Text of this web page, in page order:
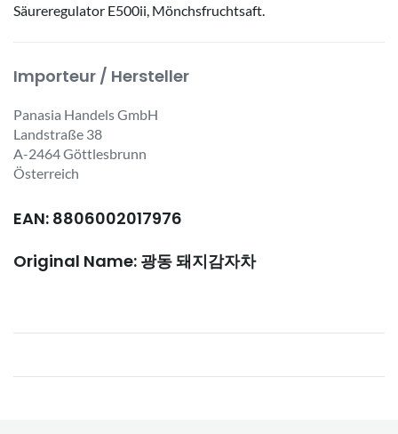
Säureregulator E500ii, Mönchsfruchtsaft.
Importeur / Hersteller
Panasia Handels GmbH
Landstraße 38
A-2464 Göttlesbrunn
Österreich
EAN: 8806002017976
Original Name: 광동 돼지감자차